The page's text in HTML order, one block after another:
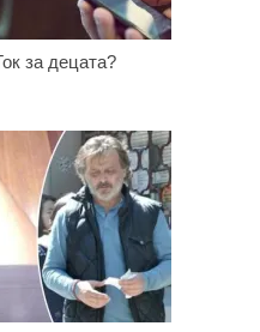
за децата?